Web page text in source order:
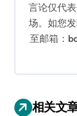
言论仅代
场。如您
至邮箱：
相关文